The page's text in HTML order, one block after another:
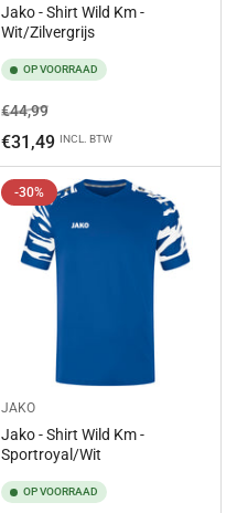
Jako - Shirt Wild Km -
Wit/Zilvergrijs
OP VOORRAAD
Normale
prijs
€44,99Aanbiedingsprijs
€31,49 INCL. BTW
-30%
JAKO
Jako - Shirt Wild Km -
Sportroyal/Wit
OP VOORRAAD